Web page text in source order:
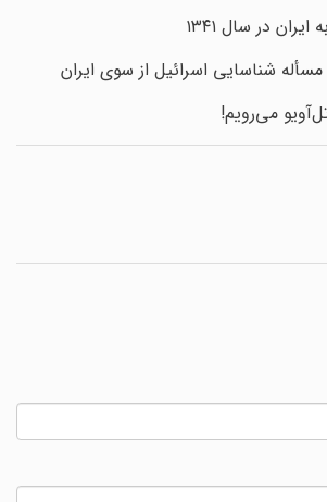
در سال ۱۳۴۱
شناسایی اسرائیل از سوی ایران
می‌رویم!